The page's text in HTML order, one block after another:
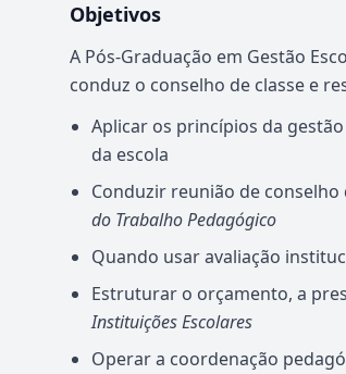
Objetivos
A Pós-Graduação em Gestão
conduz o conselho de classe e
Aplicar os princípios da
da escola
Conduzir reunião de
do Trabalho Pedagógico
Quando usar avaliação
Estruturar o orçamento, a
Instituições Escolares
Operar a coordenação